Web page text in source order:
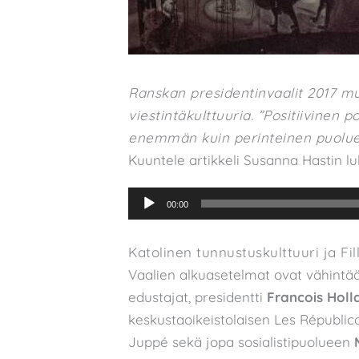
Ranskan presidentinvaalit 2017
viestintäkulttuuria. ”Positiivinen
enemmän kuin perinteinen
Kuuntele artikkeli Susanna Hastin
Äänitoistin
00:00
Katolinen tunnustuskulttuuri ja
Vaalien alkuasetelmat ovat
edustajat, presidentti Francois
keskustaoikeistolaisen Les
Juppé sekä jopa sosialistipuolueen